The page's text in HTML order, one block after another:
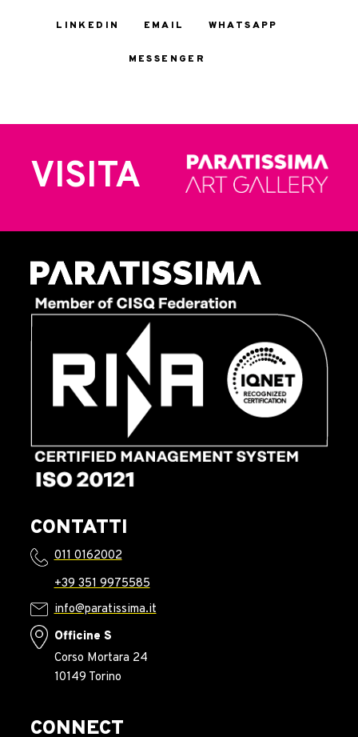
LINKEDIN EMAIL WHATSAPP
MESSENGER
VISITA
CONTATTI
011 0162002
+39 351 9975585
info@paratissima.it
Officine S
Corso Mortara 24
10149 Torino
CONNECT